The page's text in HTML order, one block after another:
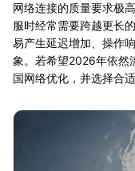
网络连接的质量要求极
服时经常需要跨越更长
易产生延迟增加、操作
象。若希望2026年依然
国网络优化，并选择合